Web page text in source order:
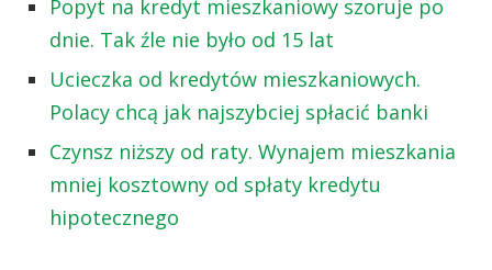
Popyt na kredyt mieszkaniowy szoruje po
dnie. Tak źle nie było od 15 lat
Ucieczka od kredytów mieszkaniowych.
Polacy chcą jak najszybciej spłacić banki
Czynsz niższy od raty. Wynajem mieszkania
mniej kosztowny od spłaty kredytu
hipotecznego